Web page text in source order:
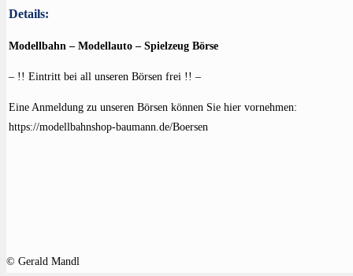
Details:
Modellbahn – Modellauto – Spielzeug Börse
– !! Eintritt bei all unseren Börsen frei !! –
Eine Anmeldung zu unseren Börsen können Sie hier vornehmen:
https://modellbahnshop-baumann.de/Boersen
© Gerald Mandl